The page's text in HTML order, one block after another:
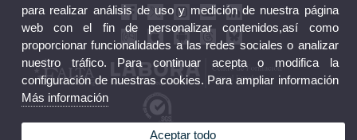
para realizar análisis de uso y medición de nuestra página
web con el fin de personalizar contenidos,así como
proporcionar funcionalidades a las redes sociales o analizar
nuestro tráfico. Para continuar acepta o modifica la
configuración de nuestras cookies. Para ampliar información
Más información
Aceptar todo